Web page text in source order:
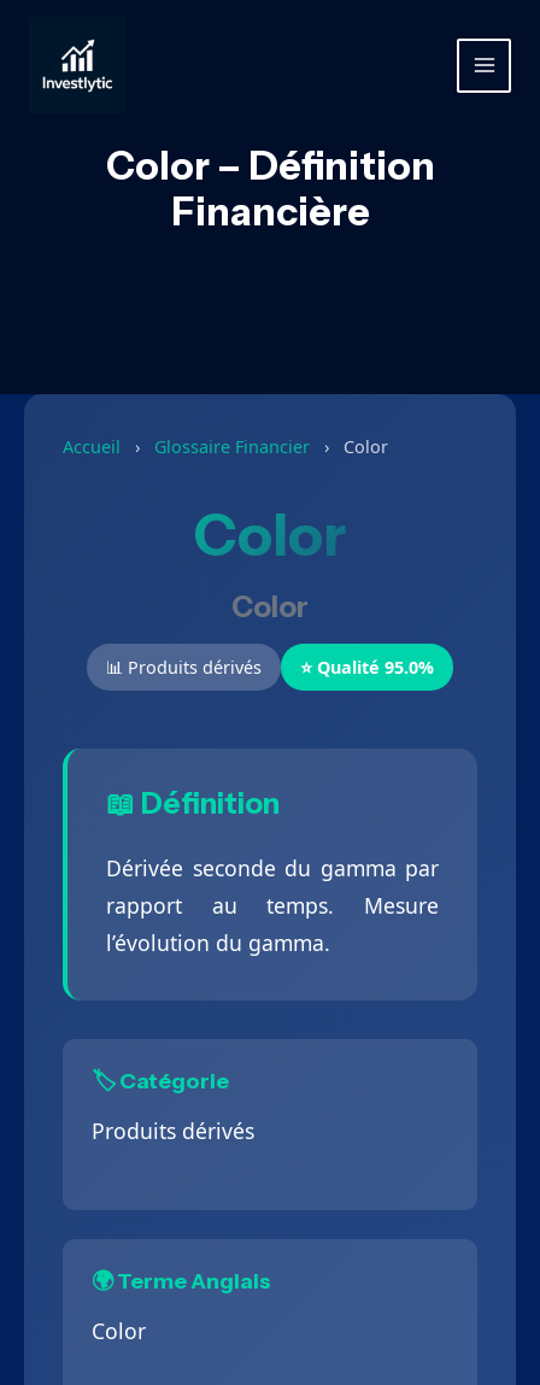
contenu
MAIN
Color – Définition
Financière
Accueil › Glossaire Financier › Color
Color
Color
📊 Produits dérivés ⭐ Qualité 95.0%
📖 Définition
Dérivée seconde du gamma par
rapport au temps. Mesure
l’évolution du gamma.
🏷️ Catégorie
Produits dérivés
🌍 Terme Anglais
Color